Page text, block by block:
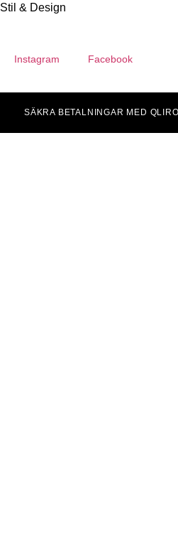
Stil & Design
Instagram Facebook
SÄKRA BETALNINGAR MED QLIRO